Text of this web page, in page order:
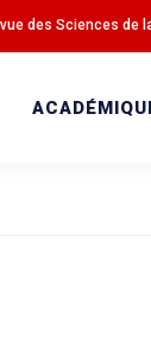
des Sciences de